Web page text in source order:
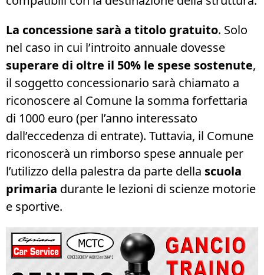
La concessione sarà a titolo gratuito. Solo
nel caso in cui l’introito annuale dovesse
superare di oltre il 50% le spese sostenute,
il soggetto concessionario sarà chiamato a
riconoscere al Comune la somma forfettaria
di 1000 euro (per l’anno interessato
dall’eccedenza di entrate). Tuttavia, il Comune
riconoscerà un rimborso spese annuale per
l’utilizzo della palestra da parte della scuola
primaria durante le lezioni di scienze motorie
e sportive.